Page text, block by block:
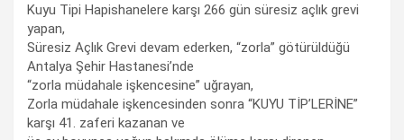
Kuyu Tipi Hapishanelere karşı 266 gün süresiz açlık grevi
yapan,
Süresiz Açlık Grevi devam ederken, “zorla” götürüldüğü
Antalya Şehir Hastanesi’nde
“zorla müdahale işkencesine” uğrayan,
Zorla müdahale işkencesinden sonra “KUYU TİP’LERİNE”
karşı 41. zaferi kazanan ve